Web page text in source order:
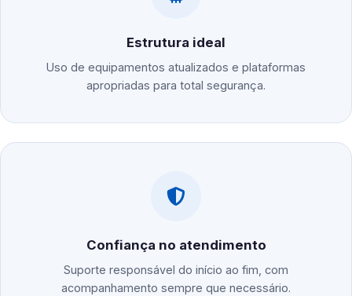
Estrutura ideal
Uso de equipamentos atualizados e plataformas
apropriadas para total segurança.
Confiança no atendimento
Suporte responsável do início ao fim, com
acompanhamento sempre que necessário.